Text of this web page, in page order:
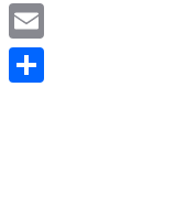
Telegram
Email